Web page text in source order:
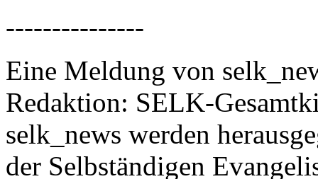
---------------
Eine Meldung von
Redaktion: SELK-
selk_news werden
der Selbständigen